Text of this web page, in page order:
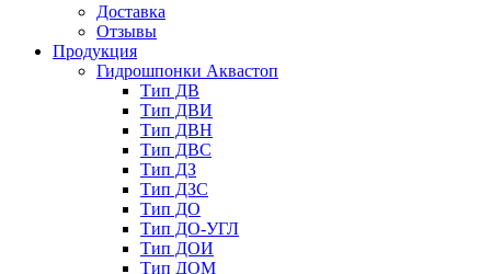
Доставка
Отзывы
Продукция
Гидрошпонки Аквастоп
Тип ДВ
Тип ДВИ
Тип ДВН
Тип ДВС
Тип ДЗ
Тип ДЗС
Тип ДО
Тип ДО-УГЛ
Тип ДОИ
Тип ДОМ